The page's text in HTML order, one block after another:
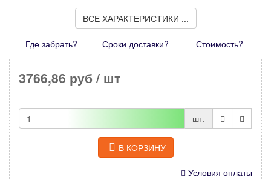
ВСЕ ХАРАКТЕРИСТИКИ ...
Где забрать? Сроки доставки? Стоимость?
3766,86 руб / шт
шт.
В КОРЗИНУ
Условия оплаты